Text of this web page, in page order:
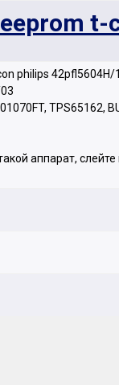
t-
philips 42pfl5604H/
TPS65162,
аппарат,